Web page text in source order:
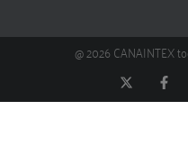
@ 2026 CANAINTEX